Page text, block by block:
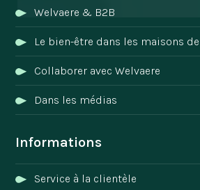
Welvaere & B2B
Le bien-être dans les maisons
Collaborer avec Welvaere
Dans les médias
Informations
Service à la clientèle